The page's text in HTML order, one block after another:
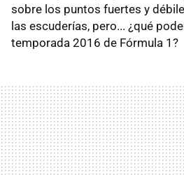
sobre los puntos fuertes y
las escuderías, pero... ¿qué
temporada 2016 de Fórmula 1?